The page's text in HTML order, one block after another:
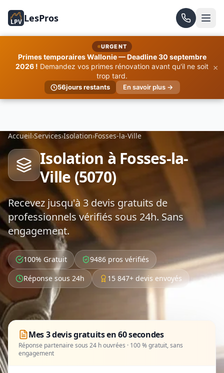
LPV LesPros
URGENT
Primes temporaires Wallonie — Deadline 30 septembre
2026 ! Demandez vos primes rénovation avant qu'il ne soit
trop tard.
56jours restants En savoir plus →
×
Accueil›Services›Isolation›Fosses-la-Ville
Isolation à Fosses-la-
Ville (5070)
Recevez jusqu'à 3 devis gratuits de
professionnels vérifiés sous 24h. Sans
engagement.
100% Gratuit
9486 pros vérifiés
Réponse sous 24h
15 847+ devis envoyés
Mes 3 devis gratuits en 60 secondes
Réponse partenaire sous 24 h ouvrées · 100 % gratuit, sans
engagement